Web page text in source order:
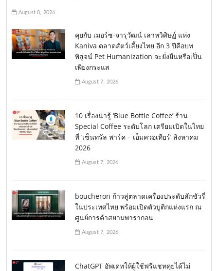
August 8, 2026
คุยกับ เมอร์ซ-จารุวัฒน์ เลาหวิศิษฏ์ แห่ง
Kaniva ตลาดสัตว์เลี้ยงไทย อีก 3 ปีคือบท
พิสูจน์ Pet Humanization จะยั่งยืนหรือเป็น
เพียงกระแส
August 7, 2026
10 เรื่องน่ารู้ ‘Blue Bottle Coffee’ ร้าน
Special Coffee ระดับโลก เตรียมเปิดในไทย
ที่ ‘เซ็นทรัล พาร์ค – เอ็มควอเทียร์’ สิงหาคม
2026
August 7, 2026
boucheron ก้าวสู่ตลาดเครื่องประดับลักชัวรี่
ในประเทศไทย พร้อมเปิดตัวบูติกแห่งแรก ณ
ศูนย์การค้าสยามพารากอน
August 7, 2026
ChatGPT อัพเดทให้ผู้ใช้ฟรีแชทคุยได้ไม่